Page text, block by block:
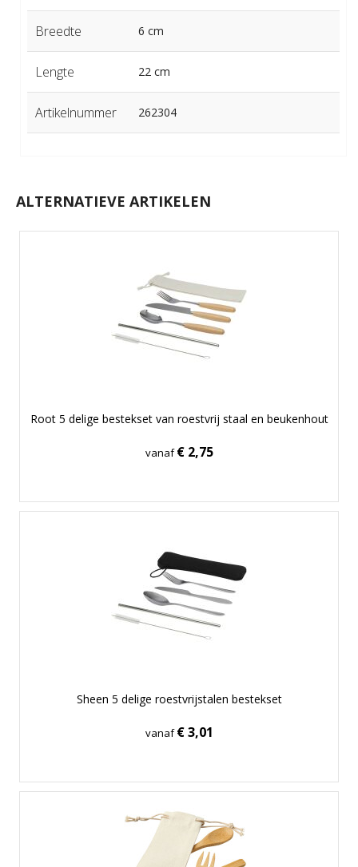
Breedte 6 cm
Lengte 22 cm
Artikelnummer 262304
ALTERNATIEVE ARTIKELEN
Root 5 delige bestekset van roestvrij staal en beukenhout
vanaf€ 2,75
Sheen 5 delige roestvrijstalen bestekset
vanaf€ 3,01